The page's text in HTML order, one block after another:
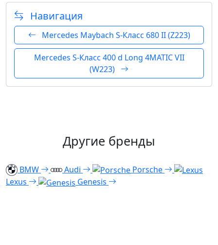
Навигация
Mercedes Maybach S-Класс 680 II (Z223)
Mercedes S-Класс 400 d Long 4MATIC VII
(W223)
Другие бренды
BMW Audi
Porsche
Lexus
Genesis